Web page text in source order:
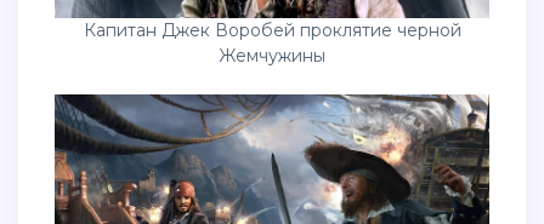
Капитан Джек Воробей проклятие черной
Жемчужины